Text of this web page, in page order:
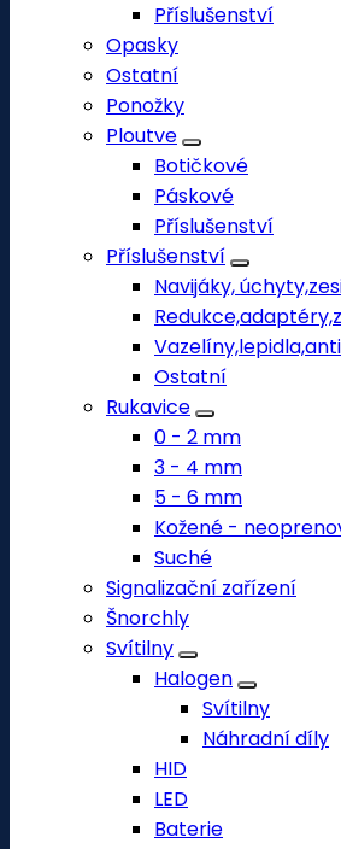
Příslušenství
Opasky
Ostatní
Ponožky
Ploutve
Botičkové
Páskové
Příslušenství
Příslušenství
Navijáky,
Ostatní
Rukavice
0 - 2 mm
3 - 4 mm
5 - 6 mm
Kožené -
Suché
Signalizační zařízení
Šnorchly
Svítilny
Halogen
Svítilny
Náhradní díly
HID
LED
Baterie